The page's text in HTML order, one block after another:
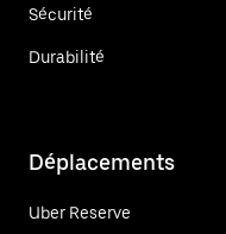
Sécurité
Durabilité
Déplacements
Uber Reserve